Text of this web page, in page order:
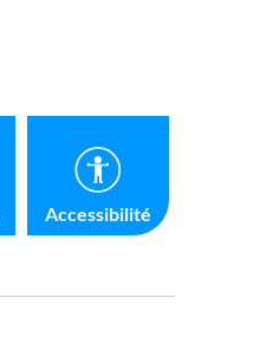
Accessibilité